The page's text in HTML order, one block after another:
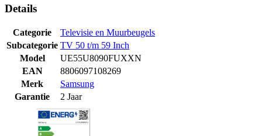
Details
Categorie
Televisie en Muurbeugels
Subcategorie TV 50 t/m 59 Inch
Model
UE55U8090FUXXN
EAN
8806097108269
Merk
Samsung
Garantie
2 Jaar